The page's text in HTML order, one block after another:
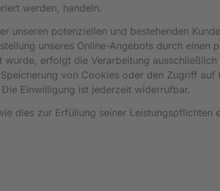
werden, handeln.
unseren potenziellen und bestehenden
unseres Online-Angebots durch einen
erfolgt die Verarbeitung
von Cookies oder den Zugriff
Einwilligung ist jederzeit widerrufbar.
dies zur Erfüllung seiner Leistungspflichten